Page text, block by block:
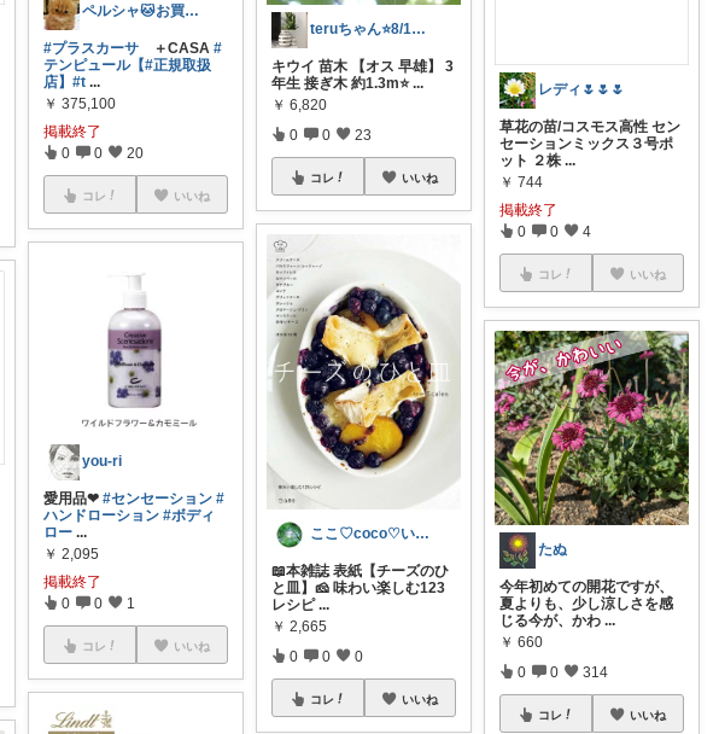
ペルシャ🐱お買い物ありがとうございます
#プラスカーサ ＋CASA#
テンピュール【#正規取扱
店】#t ...
￥ 375,100
掲載終了
0 0 20
コレ いいね
you-ri
愛用品❤︎#センセーション #
ハンドローション #ボディ
ロー ...
￥ 2,095
掲載終了
0 0 1
コレ いいね
teruちゃん⭐️8/1楽天トラベル感謝
キウイ 苗木 【オス 早雄】 3
年生 接ぎ木 約1.3m⭐️...
￥ 6,820
0 0 23
コレ いいね
ここ♡coco♡いつもありがとう(^^ゞ
📖本雑誌 表紙【チーズのひ
と皿】🧀 味わい楽しむ123
レシピ...
￥ 2,665
0 0 0
コレ いいね
レディ🌷🌷🌷
草花の苗/コスモス高性 セン
セーションミックス３号ポ
ット ２株 ...
￥ 744
掲載終了
0 0 4
コレ いいね
たぬ
今年初めての開花ですが、
夏よりも、少し涼しさを感
じる今が、かわ ...
￥ 660
0 0 314
コレ いいね